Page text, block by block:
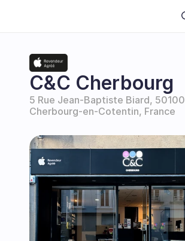
C&C Cherbourg
5 Rue Jean-Baptiste Biard, 50100
Cherbourg-en-Cotentin, France